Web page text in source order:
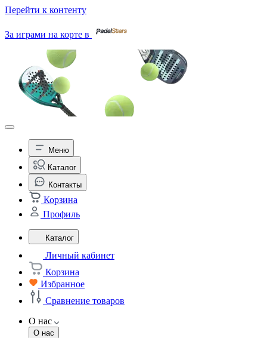
Перейти к контенту
За играми на корте в
Меню
Каталог
Контакты
Корзина
Профиль
Каталог
Личный кабинет
Корзина
Избранное
Сравнение товаров
О нас
О нас